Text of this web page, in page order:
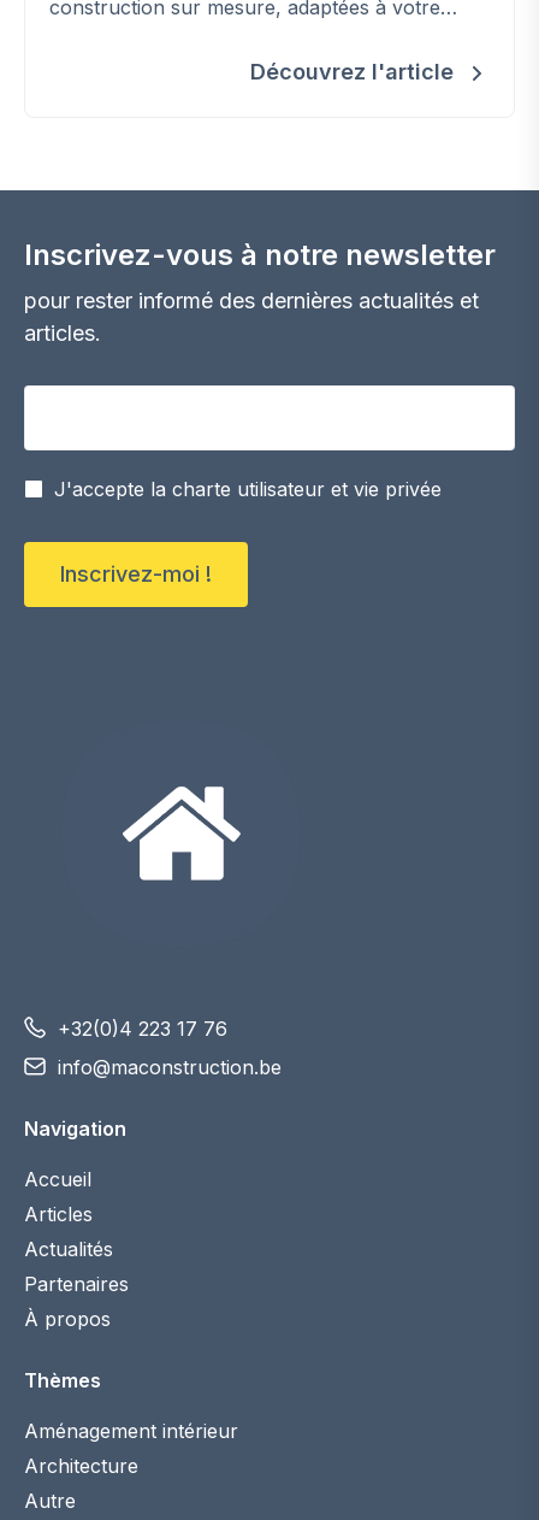
construction sur mesure, adaptées à votre
Découvrez l'article
Inscrivez-vous à notre newsletter
pour rester informé des dernières actualités et
articles.
J'accepte la charte utilisateur et vie privée
Inscrivez-moi !
+32(0)4 223 17 76
info@maconstruction.be
Navigation
Accueil
Articles
Actualités
Partenaires
À propos
Thèmes
Aménagement intérieur
Architecture
Autre